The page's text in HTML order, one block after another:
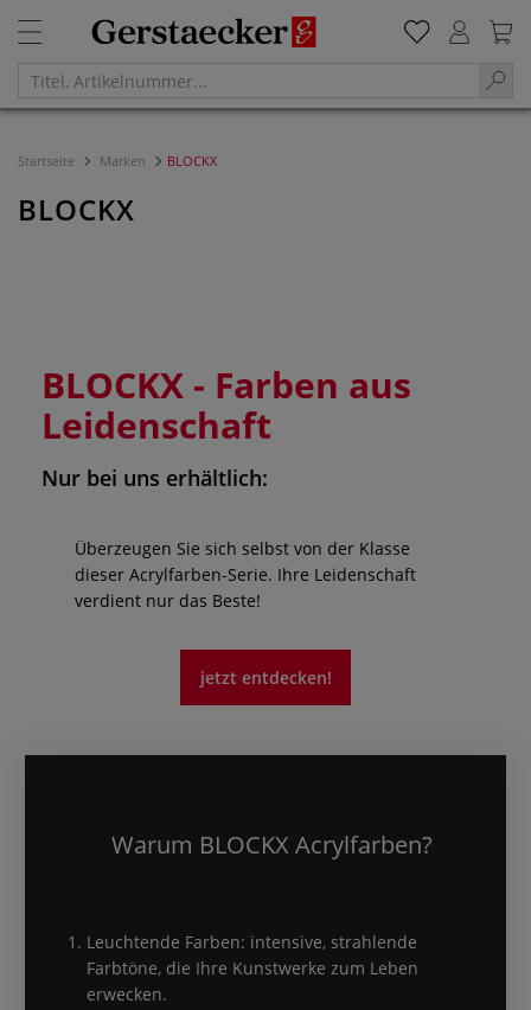
Startseite Marken BLOCKX
BLOCKX
BLOCKX - Farben aus
Leidenschaft
Nur bei uns erhältlich:
Überzeugen Sie sich selbst von der Klasse
dieser Acrylfarben-Serie. Ihre Leidenschaft
verdient nur das Beste!
jetzt entdecken!
Warum BLOCKX Acrylfarben?
Leuchtende Farben: intensive, strahlende
Farbtöne, die Ihre Kunstwerke zum Leben
erwecken.